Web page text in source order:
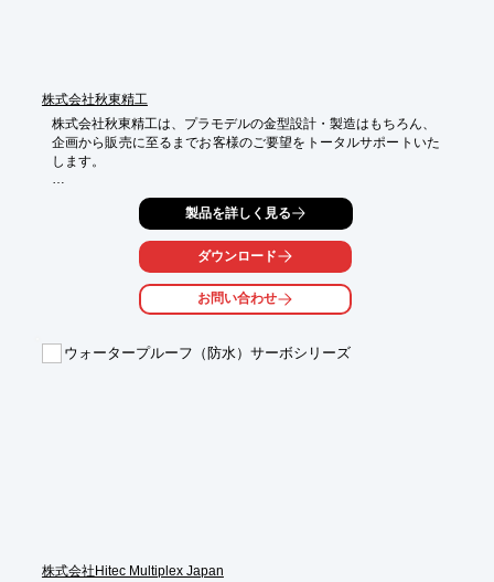
株式会社秋東精工
株式会社秋東精工は、プラモデルの金型設計・製造はもちろん、
企画から販売に至るまでお客様のご要望をトータルサポートいた
します。
高い技術力と幅広い適応力で大手メーカー様をはじめ、
海外からも多くの受注をいただいております。
また、3Dモデリングソフトを使い、自由曲面形状をモデリング
いたしますので、ご要望の際はお気軽にお問い合わせください。
■ラモデルを中心としたインジェクション金型の設計・製作
※詳しくはPDFをダウンロードして頂くか、お気軽にお問い合わ
製品を詳しく見る
ダウンロード
お問い合わせ
ウォータープルーフ（防水）サーボシリーズ
株式会社Hitec Multiplex Japan